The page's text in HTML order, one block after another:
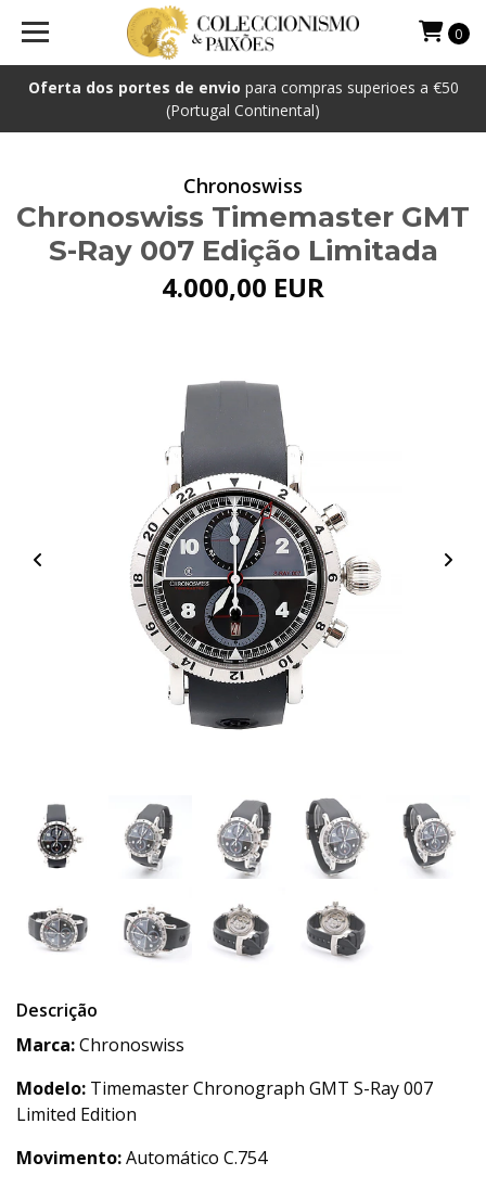
Oferta dos portes de envio para compras superioes a €50
(Portugal Continental)
0
Chronoswiss
Chronoswiss Timemaster GMT
S-Ray 007 Edição Limitada
4.000,00 EUR
Descrição
Marca:Chronoswiss
Modelo: Timemaster Chronograph GMT S-Ray 007
Limited Edition
Movimento:Automático C.754